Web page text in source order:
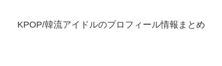
KPOP/韓流アイドルのプロフィール情報まとめ